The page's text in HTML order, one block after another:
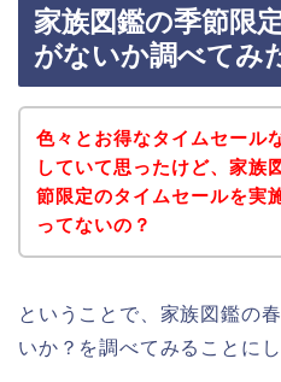
家族図鑑の季節限
がないか調べてみ
色々とお得なタイムセール
していて思ったけど、家族
節限定のタイムセールを実
ってないの？
ということで、家族図鑑の
いか？を調べてみることにし